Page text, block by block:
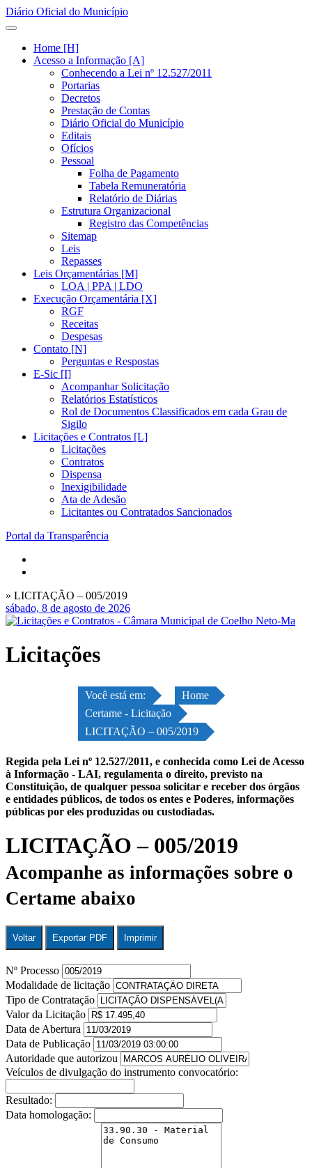
Diário Oficial do Município
Home [H]
Acesso a Informação [A]
Conhecendo a Lei nº 12.527/2011
Portarias
Decretos
Prestação de Contas
Diário Oficial do Município
Editais
Ofícios
Pessoal
Folha de Pagamento
Tabela Remuneratória
Relatório de Diárias
Estrutura Organizacional
Registro das Competências
Sitemap
Leis
Repasses
Leis Orçamentárias [M]
LOA | PPA | LDO
Execução Orçamentária [X]
RGF
Receitas
Despesas
Contato [N]
Perguntas e Respostas
E-Sic [I]
Acompanhar Solicitação
Relatórios Estatísticos
Rol de Documentos Classificados em cada Grau de
Sigilo
Licitações e Contratos [L]
Licitações
Contratos
Dispensa
Inexigibilidade
Ata de Adesão
Licitantes ou Contratados Sancionados
Portal da Transparência
» LICITAÇÃO – 005/2019
sábado, 8 de agosto de 2026
Licitações
Você está em:
Home
Certame - Licitação
LICITAÇÃO – 005/2019
Regida pela Lei nº 12.527/2011, e conhecida como Lei de Acesso
à Informação - LAI, regulamenta o direito, previsto na
Constituição, de qualquer pessoa solicitar e receber dos órgãos
e entidades públicos, de todos os entes e Poderes, informações
públicas por eles produzidas ou custodiadas.
LICITAÇÃO – 005/2019
Acompanhe as informações sobre o
Certame abaixo
Voltar Exportar PDF Imprimir
Nº Processo
Modalidade de licitação
Tipo de Contratação
Valor da Licitação
Data de Abertura
Data de Publicação
Autoridade que autorizou
Veículos de divulgação do instrumento convocatório:
Resultado:
Data homologação: